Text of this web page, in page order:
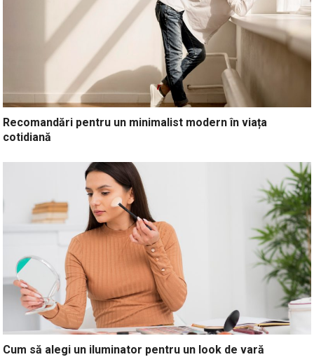
Recomandări pentru un minimalist modern în viața
cotidiană
Cum să alegi un iluminator pentru un look de vară